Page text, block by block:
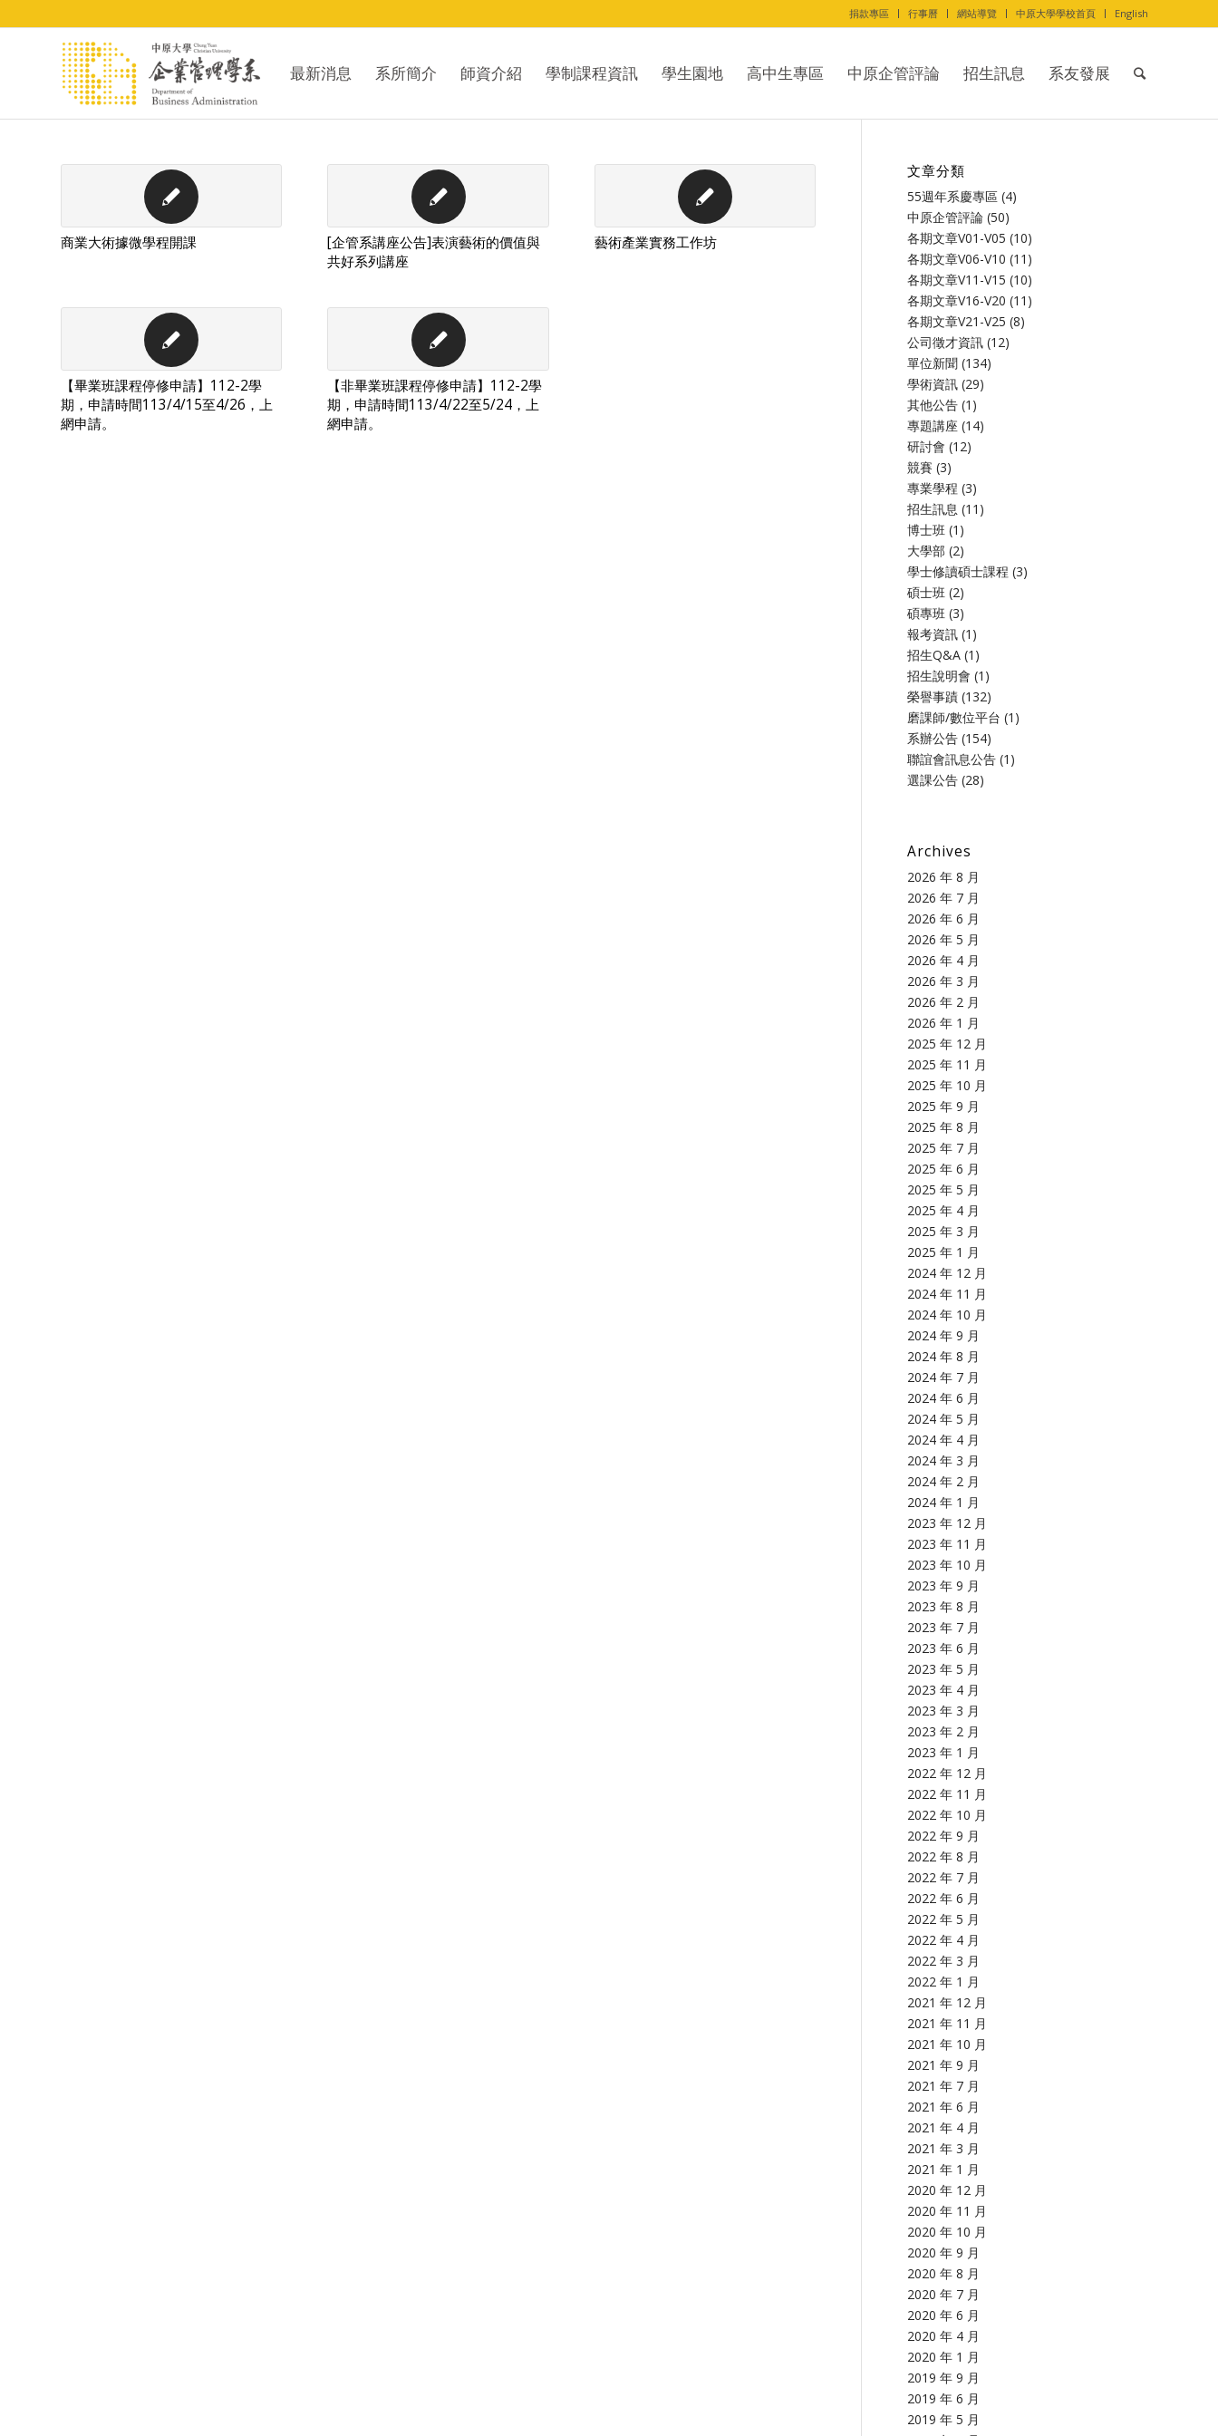
捐款專區 行事曆 網站導覽 中原大學學校首頁 English
最新消息 系所簡介 師資介紹 學制課程資訊 學生園地 高中生專區 中原企管評論 招生訊息 系友發展
商業大術據微學程開課
[企管系講座公告]表演藝術的價值與
共好系列講座
藝術產業實務工作坊
【畢業班課程停修申請】112-2學
期，申請時間113/4/15至4/26，上
網申請。
【非畢業班課程停修申請】112-2學
期，申請時間113/4/22至5/24，上
網申請。
文章分類
55週年系慶專區 (4)
中原企管評論 (50)
各期文章V01-V05 (10)
各期文章V06-V10 (11)
各期文章V11-V15 (10)
各期文章V16-V20 (11)
各期文章V21-V25 (8)
公司徵才資訊 (12)
單位新聞 (134)
學術資訊 (29)
其他公告 (1)
專題講座 (14)
研討會 (12)
競賽 (3)
專業學程 (3)
招生訊息 (11)
博士班 (1)
大學部 (2)
學士修讀碩士課程 (3)
碩士班 (2)
碩專班 (3)
報考資訊 (1)
招生Q&A (1)
招生說明會 (1)
榮譽事蹟 (132)
磨課師/數位平台 (1)
系辦公告 (154)
聯誼會訊息公告 (1)
選課公告 (28)
Archives
2026 年 8 月
2026 年 7 月
2026 年 6 月
2026 年 5 月
2026 年 4 月
2026 年 3 月
2026 年 2 月
2026 年 1 月
2025 年 12 月
2025 年 11 月
2025 年 10 月
2025 年 9 月
2025 年 8 月
2025 年 7 月
2025 年 6 月
2025 年 5 月
2025 年 4 月
2025 年 3 月
2025 年 1 月
2024 年 12 月
2024 年 11 月
2024 年 10 月
2024 年 9 月
2024 年 8 月
2024 年 7 月
2024 年 6 月
2024 年 5 月
2024 年 4 月
2024 年 3 月
2024 年 2 月
2024 年 1 月
2023 年 12 月
2023 年 11 月
2023 年 10 月
2023 年 9 月
2023 年 8 月
2023 年 7 月
2023 年 6 月
2023 年 5 月
2023 年 4 月
2023 年 3 月
2023 年 2 月
2023 年 1 月
2022 年 12 月
2022 年 11 月
2022 年 10 月
2022 年 9 月
2022 年 8 月
2022 年 7 月
2022 年 6 月
2022 年 5 月
2022 年 4 月
2022 年 3 月
2022 年 1 月
2021 年 12 月
2021 年 11 月
2021 年 10 月
2021 年 9 月
2021 年 7 月
2021 年 6 月
2021 年 4 月
2021 年 3 月
2021 年 1 月
2020 年 12 月
2020 年 11 月
2020 年 10 月
2020 年 9 月
2020 年 8 月
2020 年 7 月
2020 年 6 月
2020 年 4 月
2020 年 1 月
2019 年 9 月
2019 年 6 月
2019 年 5 月